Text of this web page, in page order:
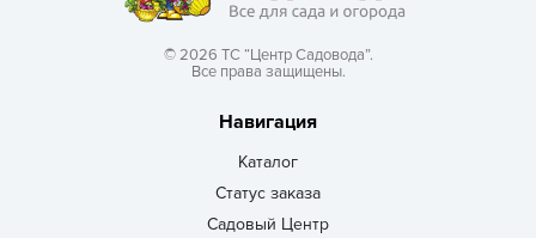
© 2026 ТС “Центр Садовода”.
Все права защищены.
Навигация
Каталог
Статус заказа
Садовый Центр